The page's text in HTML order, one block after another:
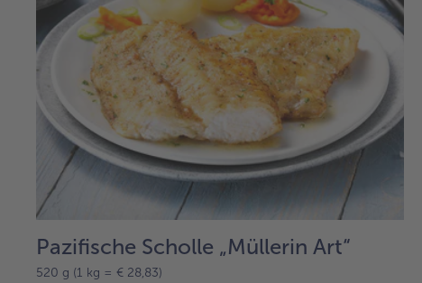
Pazifische Scholle „Müllerin Art“
520 g (1 kg = € 28,83)